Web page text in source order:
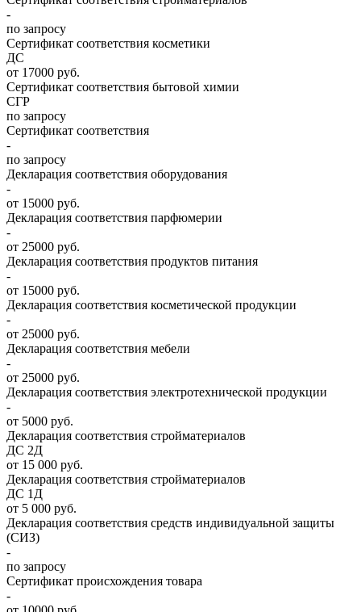
-
по запросу
Сертификат соответствия косметики
ДС
от 17000 руб.
Сертификат соответствия бытовой химии
СГР
по запросу
Сертификат соответствия
-
по запросу
Декларация соответствия оборудования
-
от 15000 руб.
Декларация соответствия парфюмерии
-
от 25000 руб.
Декларация соответствия продуктов питания
-
от 15000 руб.
Декларация соответствия косметической продукции
-
от 25000 руб.
Декларация соответствия мебели
-
от 25000 руб.
Декларация соответствия электротехнической продукции
-
от 5000 руб.
Декларация соответствия стройматериалов
ДС 2Д
от 15 000 руб.
Декларация соответствия стройматериалов
ДС 1Д
от 5 000 руб.
Декларация соответствия средств индивидуальной защиты
(СИЗ)
-
по запросу
Сертификат происхождения товара
-